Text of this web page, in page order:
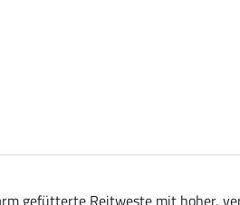
gefütterte Reitweste mit hoher,